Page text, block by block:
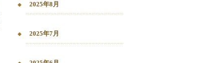
2025年8月
2025年7月